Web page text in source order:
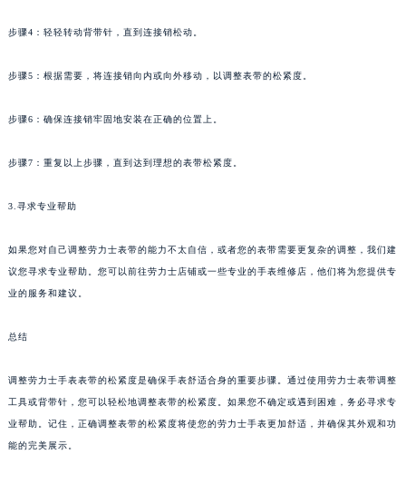
步骤4：轻轻转动背带针，直到连接销松动。
步骤5：根据需要，将连接销向内或向外移动，以调整表带的松紧度。
步骤6：确保连接销牢固地安装在正确的位置上。
步骤7：重复以上步骤，直到达到理想的表带松紧度。
3.寻求专业帮助
如果您对自己调整劳力士表带的能力不太自信，或者您的表带需要更复杂的调整，我们建
议您寻求专业帮助。您可以前往劳力士店铺或一些专业的手表维修店，他们将为您提供专
业的服务和建议。
总结
调整劳力士手表表带的松紧度是确保手表舒适合身的重要步骤。通过使用劳力士表带调整
工具或背带针，您可以轻松地调整表带的松紧度。如果您不确定或遇到困难，务必寻求专
业帮助。记住，正确调整表带的松紧度将使您的劳力士手表更加舒适，并确保其外观和功
能的完美展示。